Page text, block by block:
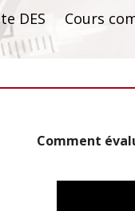
DES Cours
Comment